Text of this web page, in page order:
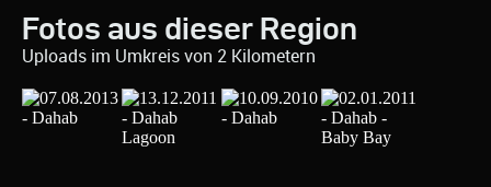
Fotos aus dieser Region
Uploads im Umkreis von 2 Kilometern